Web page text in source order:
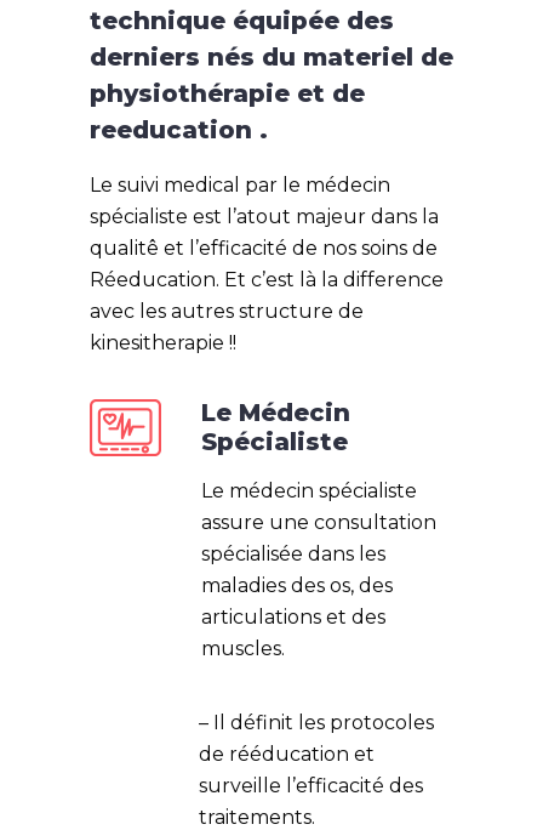
technique équipée des
derniers nés du materiel de
physiothérapie et de
reeducation .
Le suivi medical par le médecin
spécialiste est l’atout majeur dans la
qualitê et l’efficacité de nos soins de
Réeducation. Et c’est là la difference
avec les autres structure de
kinesitherapie !!
Le Médecin
Spécialiste
Le médecin spécialiste
assure une consultation
spécialisée dans les
maladies des os, des
articulations et des
muscles.
– Il définit les protocoles
de rééducation et
surveille l’efficacité des
traitements.